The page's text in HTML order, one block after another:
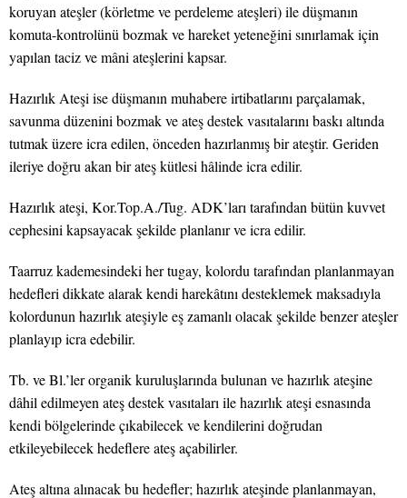
koruyan ateşler (körletme ve perdeleme ateşleri) ile düşmanın
komuta-kontrolünü bozmak ve hareket yeteneğini sınırlamak için
yapılan taciz ve mâni ateşlerini kapsar.
Hazırlık Ateşi ise düşmanın muhabere irtibatlarını parçalamak,
savunma düzenini bozmak ve ateş destek vasıtalarını baskı altında
tutmak üzere icra edilen, önceden hazırlanmış bir ateştir. Geriden
ileriye doğru akan bir ateş kütlesi hâlinde icra edilir.
Hazırlık ateşi, Kor.Top.A./Tug. ADK’ları tarafından bütün kuvvet
cephesini kapsayacak şekilde planlanır ve icra edilir.
Taarruz kademesindeki her tugay, kolordu tarafından planlanmayan
hedefleri dikkate alarak kendi harekâtını desteklemek maksadıyla
kolordunun hazırlık ateşiyle eş zamanlı olacak şekilde benzer ateşler
planlayıp icra edebilir.
Tb. ve Bl.’ler organik kuruluşlarında bulunan ve hazırlık ateşine
dâhil edilmeyen ateş destek vasıtaları ile hazırlık ateşi esnasında
kendi bölgelerinde çıkabilecek ve kendilerini doğrudan
etkileyebilecek hedeflere ateş açabilirler.
Ateş altına alınacak bu hedefler; hazırlık ateşinde planlanmayan,